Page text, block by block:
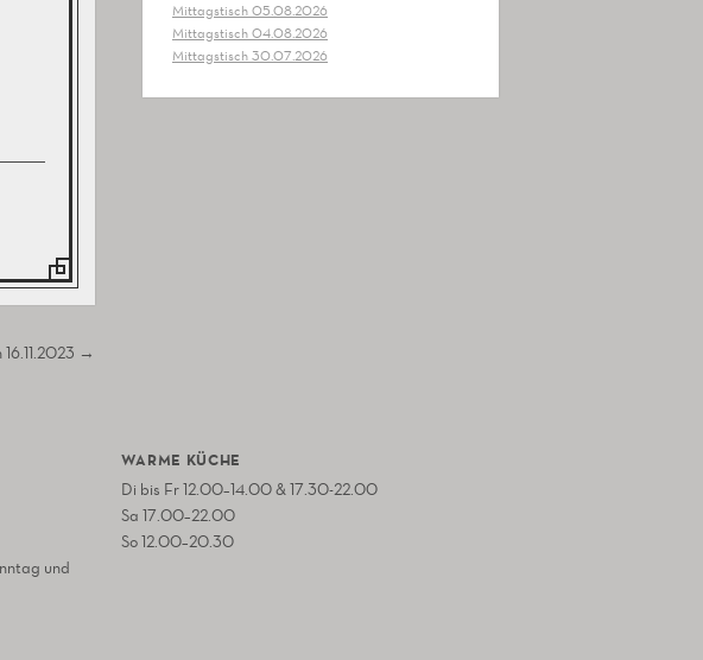
→
Mittagstisch 05.08.2026
Mittagstisch 04.08.2026
Mittagstisch 30.07.2026
und
WARME KÜCHE
Di bis Fr 12.00–14.00 & 17.30-22.00
Sa 17.00–22.00
So 12.00–20.30